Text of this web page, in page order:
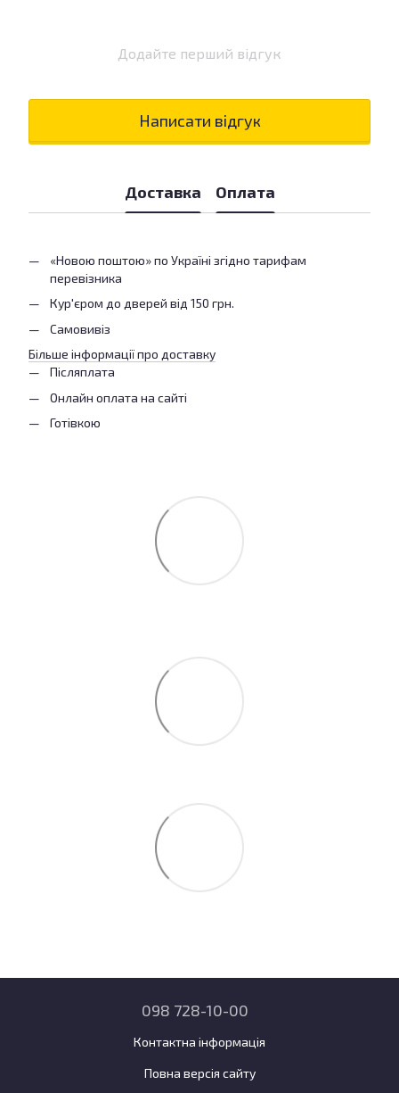
Додайте перший відгук
Написати відгук
Доставка Оплата
«Новою поштою» по Україні згідно тарифам
перевізника
Кур'єром до дверей від 150 грн.
Самовивіз
Більше інформації про доставку
Післяплата
Онлайн оплата на сайті
Готівкою
098 728-10-00
Контактна інформація
Повна версія сайту